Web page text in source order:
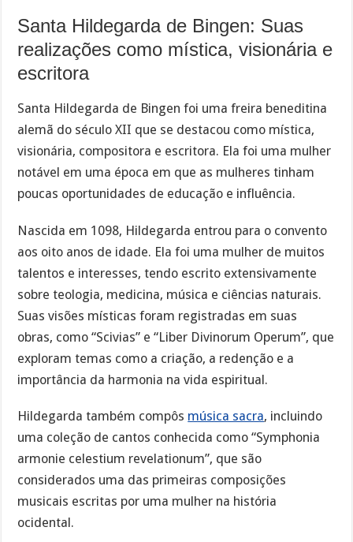
Santa Hildegarda de Bingen: Suas
realizações como mística, visionária e
escritora
Santa Hildegarda de Bingen foi uma freira beneditina
alemã do século XII que se destacou como mística,
visionária, compositora e escritora. Ela foi uma mulher
notável em uma época em que as mulheres tinham
poucas oportunidades de educação e influência.
Nascida em 1098, Hildegarda entrou para o convento
aos oito anos de idade. Ela foi uma mulher de muitos
talentos e interesses, tendo escrito extensivamente
sobre teologia, medicina, música e ciências naturais.
Suas visões místicas foram registradas em suas
obras, como “Scivias” e “Liber Divinorum Operum”, que
exploram temas como a criação, a redenção e a
importância da harmonia na vida espiritual.
Hildegarda também compôs música sacra, incluindo
uma coleção de cantos conhecida como “Symphonia
armonie celestium revelationum”, que são
considerados uma das primeiras composições
musicais escritas por uma mulher na história
ocidental.